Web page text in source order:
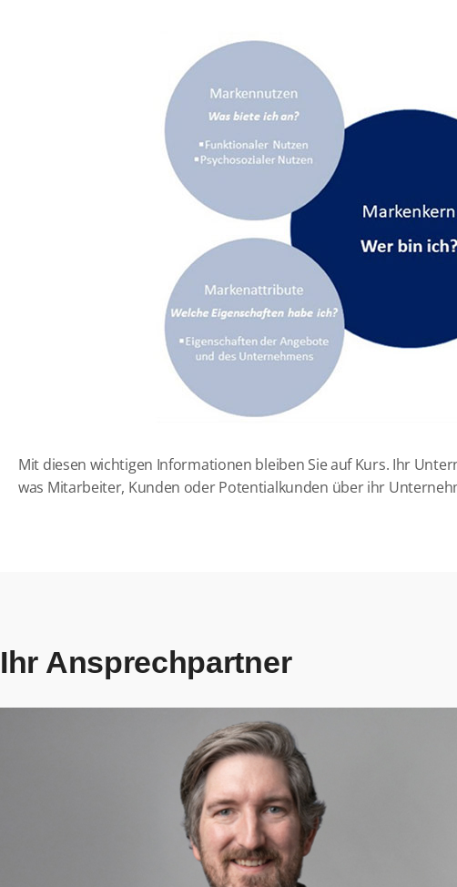
Mit diesen wichtigen Informationen bleiben Sie auf Kurs. Ihr
was Mitarbeiter, Kunden oder Potentialkunden über ihr
Ihr Ansprechpartner